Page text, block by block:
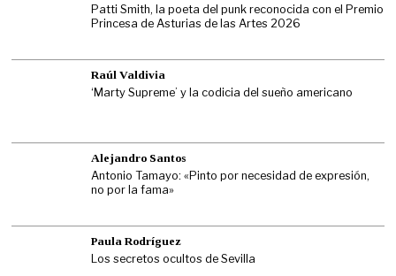
Patti Smith, la poeta del punk reconocida con el Premio
Princesa de Asturias de las Artes 2026
Raúl Valdivia
‘Marty Supreme’ y la codicia del sueño americano
Alejandro Santos
Antonio Tamayo: «Pinto por necesidad de expresión,
no por la fama»
Paula Rodríguez
Los secretos ocultos de Sevilla